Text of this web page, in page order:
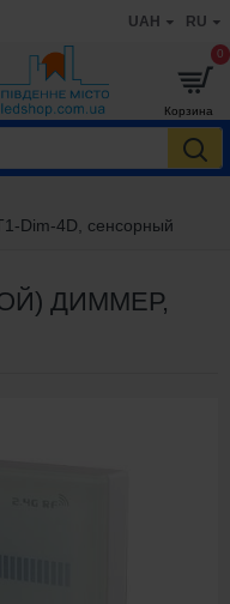
UAH RU
0
Dim-4D, сенсорный
ДИММЕР,